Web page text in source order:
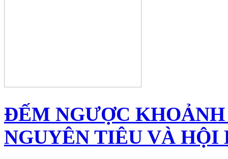
ĐẾM NGƯỢC
NGUYÊN TIÊU VÀ HỘI